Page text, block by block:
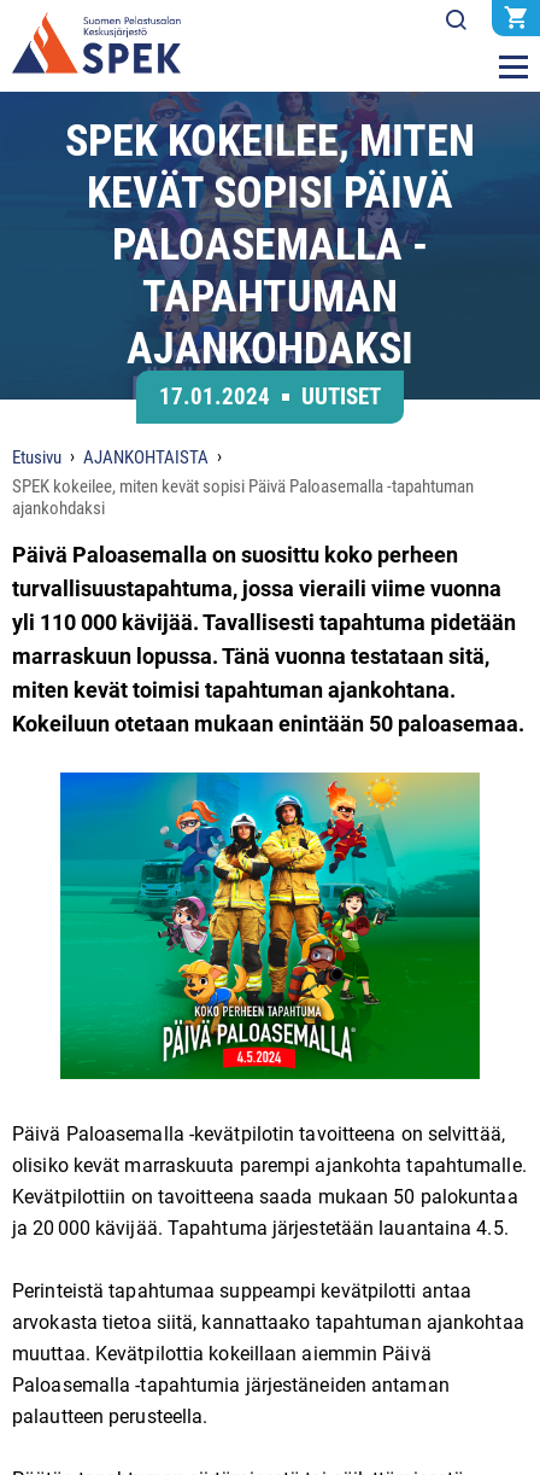
SPEK KOKEILEE, MITEN
KEVÄT SOPISI PÄIVÄ
PALOASEMALLA -
TAPAHTUMAN
AJANKOHDAKSI
17.01.2024 UUTISET
Etusivu
AJANKOHTAISTA
SPEK kokeilee, miten kevät sopisi Päivä Paloasemalla -tapahtuman
ajankohdaksi
Päivä Paloasemalla on suosittu koko perheen
turvallisuustapahtuma, jossa vieraili viime vuonna
yli 110 000 kävijää. Tavallisesti tapahtuma pidetään
marraskuun lopussa. Tänä vuonna testataan sitä,
miten kevät toimisi tapahtuman ajankohtana.
Kokeiluun otetaan mukaan enintään 50 paloasemaa.
Päivä Paloasemalla -kevätpilotin tavoitteena on selvittää,
olisiko kevät marraskuuta parempi ajankohta tapahtumalle.
Kevätpilottiin on tavoitteena saada mukaan 50 palokuntaa
ja 20 000 kävijää. Tapahtuma järjestetään lauantaina 4.5.
Perinteistä tapahtumaa suppeampi kevätpilotti antaa
arvokasta tietoa siitä, kannattaako tapahtuman ajankohtaa
muuttaa. Kevätpilottia kokeillaan aiemmin Päivä
Paloasemalla -tapahtumia järjestäneiden antaman
palautteen perusteella.